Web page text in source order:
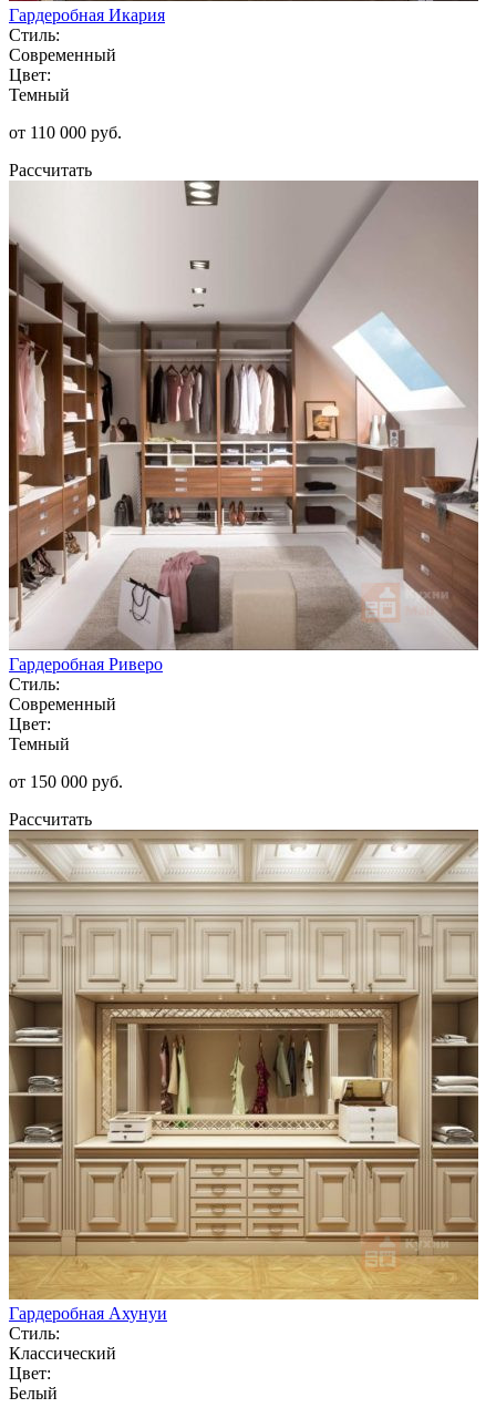
Гардеробная Икария
Стиль:
Современный
Цвет:
Темный
от 110 000 руб.
Рассчитать
Гардеробная Риверо
Стиль:
Современный
Цвет:
Темный
от 150 000 руб.
Рассчитать
Гардеробная Ахунуи
Стиль:
Классический
Цвет:
Белый